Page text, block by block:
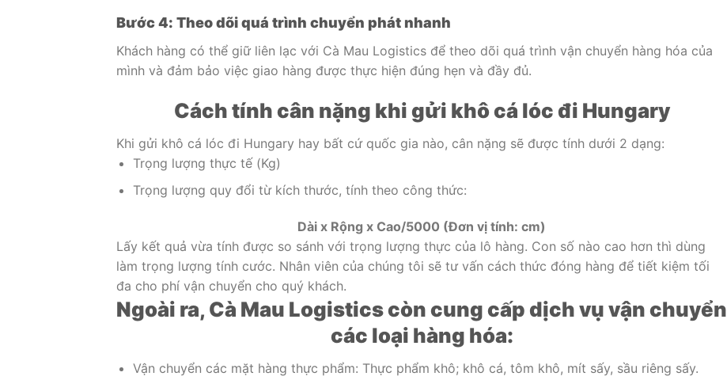
Bước 4: Theo dõi quá trình chuyển phát nhanh
Khách hàng có thể giữ liên lạc với Cà Mau Logistics để theo dõi quá trình vận chuyển hàng hóa của
mình và đảm bảo việc giao hàng được thực hiện đúng hẹn và đầy đủ.
Cách tính cân nặng khi gửi khô cá lóc đi Hungary
Khi gửi khô cá lóc đi Hungary hay bất cứ quốc gia nào, cân nặng sẽ được tính dưới 2 dạng:
Trọng lượng thực tế (Kg)
Trọng lượng quy đổi từ kích thước, tính theo công thức:
Dài x Rộng x Cao/5000 (Đơn vị tính: cm)
Lấy kết quả vừa tính được so sánh với trọng lượng thực của lô hàng. Con số nào cao hơn thì dùng
làm trọng lượng tính cước. Nhân viên của chúng tôi sẽ tư vấn cách thức đóng hàng để tiết kiệm tối
đa cho phí vận chuyển cho quý khách.
Ngoài ra, Cà Mau Logistics còn cung cấp dịch vụ vận chuyển
các loại hàng hóa:
Vận chuyển các mặt hàng thực phẩm: Thực phẩm khô; khô cá, tôm khô, mít sấy, sầu riêng sấy.